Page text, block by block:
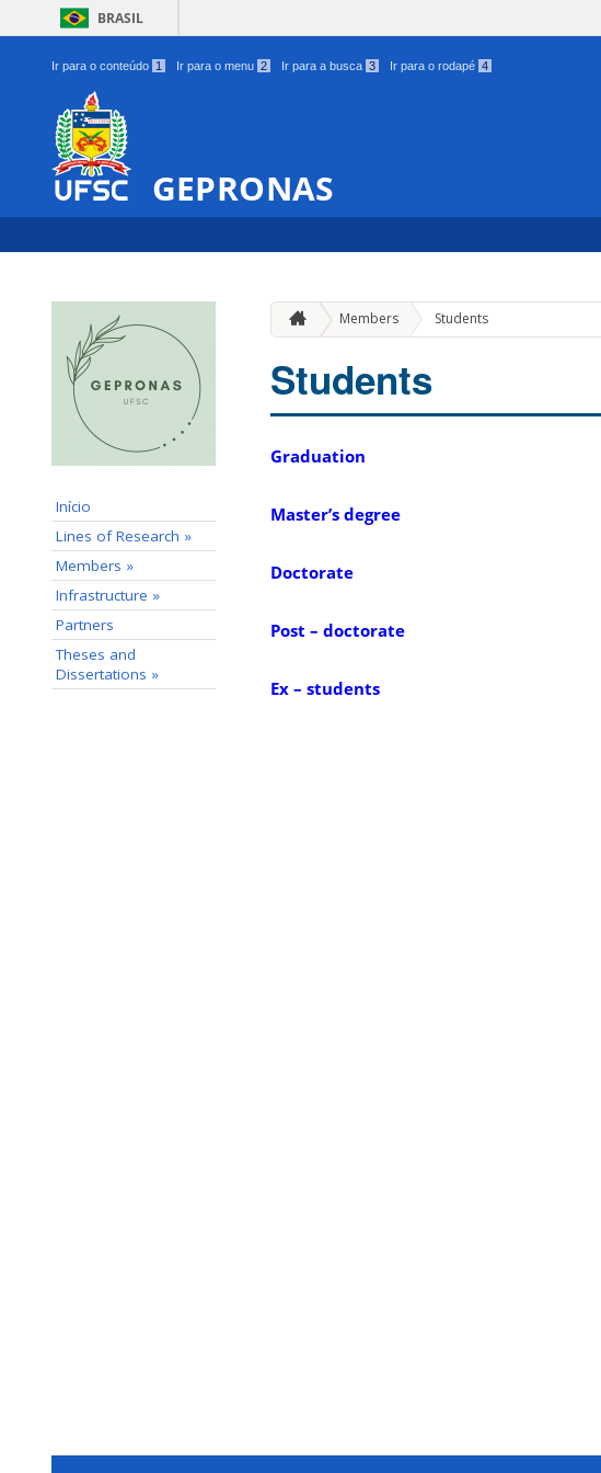
BRASIL
Ir para o conteúdo 1 Ir para o menu 2 Ir para a busca 3 Ir para o rodapé 4
GEPRONAS
Início
Lines of Research »
Members »
Infrastructure »
Partners
Theses and
Dissertations »
Members Students
Students
Graduation
Master’s degree
Doctorate
Post – doctorate
Ex – students